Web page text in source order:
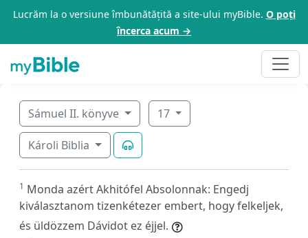
Lucrăm la o versiune îmbunătățită a site-ului myBible. O poți
încerca acum →
Sámuel II. könyve 17
Károli Biblia
1 Monda azért Akhitófel Absolonnak: Engedj
kiválasztanom tizenkétezer embert, hogy felkeljek,
és üldözzem Dávidot ez éjjel.